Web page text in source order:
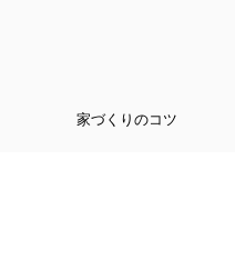
家づくりのコツ